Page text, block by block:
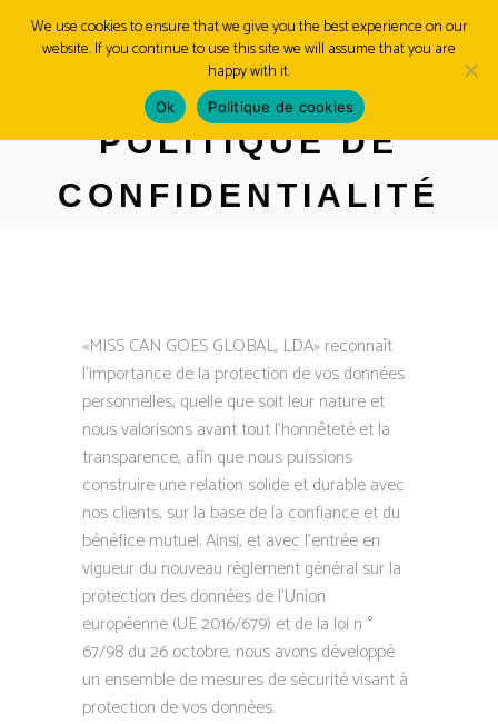
MENU
POLITIQUE DE
CONFIDENTIALITÉ
«MISS CAN GOES GLOBAL, LDA» reconnaît
l’importance de la protection de vos données
personnelles, quelle que soit leur nature et
nous valorisons avant tout l’honnêteté et la
transparence, afin que nous puissions
construire une relation solide et durable avec
nos clients, sur la base de la confiance et du
bénéfice mutuel. Ainsi, et avec l’entrée en
vigueur du nouveau règlement général sur la
protection des données de l’Union
européenne (UE 2016/679) et de la loi n °
67/98 du 26 octobre, nous avons développé
un ensemble de mesures de sécurité visant à
protection de vos données.
We use cookies to ensure that we give you the best experience on our
website. If you continue to use this site we will assume that you are
happy with it.
Ok Politique de cookies